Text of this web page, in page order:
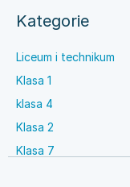
Kategorie
Liceum i technikum
Klasa 1
klasa 4
Klasa 2
Klasa 7